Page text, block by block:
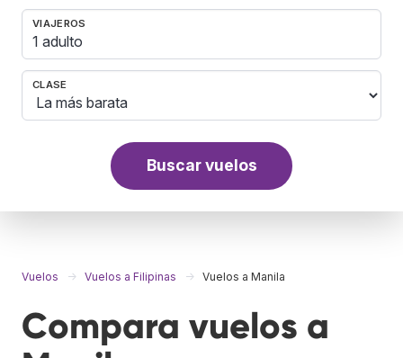
VIAJEROS
1 adulto
CLASE
Buscar vuelos
Vuelos Vuelos a Filipinas Vuelos a Manila
Compara vuelos a